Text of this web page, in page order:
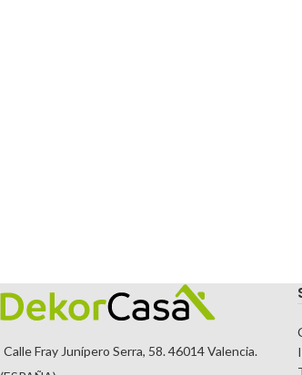
Calle Fray Junípero Serra, 58. 46014 Valencia.